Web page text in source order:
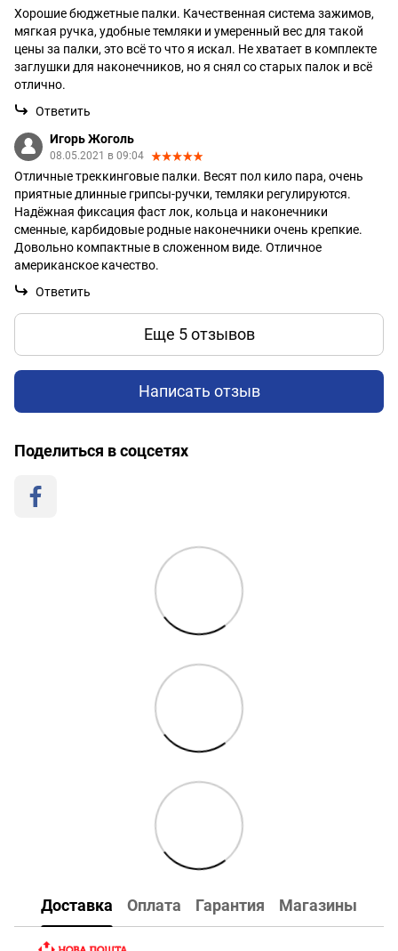
Хорошие бюджетные палки. Качественная система зажимов,
мягкая ручка, удобные темляки и умеренный вес для такой
цены за палки, это всё то что я искал. Не хватает в комплекте
заглушки для наконечников, но я снял со старых палок и всё
отлично.
Ответить
Игорь Жоголь
08.05.2021 в 09:04
Отличные треккинговые палки. Весят пол кило пара, очень
приятные длинные грипсы-ручки, темляки регулируются.
Надёжная фиксация фаст лок, кольца и наконечники
сменные, карбидовые родные наконечники очень крепкие.
Довольно компактные в сложенном виде. Отличное
американское качество.
Ответить
Еще 5 отзывов
Написать отзыв
Поделиться в соцсетях
Доставка Оплата Гарантия Магазины